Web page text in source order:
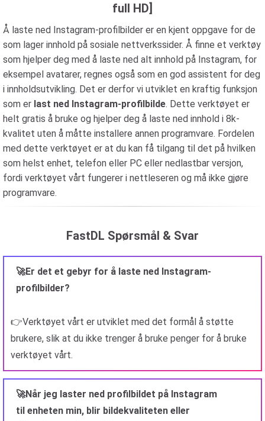
full HD]
Å laste ned Instagram-profilbilder er en kjent oppgave for de
som lager innhold på sosiale nettverkssider. Å finne et verktøy
som hjelper deg med å laste ned alt innhold på Instagram, for
eksempel avatarer, regnes også som en god assistent for deg
i innholdsutvikling. Det er derfor vi utviklet en kraftig funksjon
som er last ned Instagram-profilbilde. Dette verktøyet er
helt gratis å bruke og hjelper deg å laste ned innhold i 8k-
kvalitet uten å måtte installere annen programvare. Fordelen
med dette verktøyet er at du kan få tilgang til det på hvilken
som helst enhet, telefon eller PC eller nedlastbar versjon,
fordi verktøyet vårt fungerer i nettleseren og må ikke gjøre
programvare.
FastDL Spørsmål & Svar
🚀Er det et gebyr for å laste ned Instagram-
profilbilder?
👉Verktøyet vårt er utviklet med det formål å støtte
brukere, slik at du ikke trenger å bruke penger for å bruke
verktøyet vårt.
🚀Når jeg laster ned profilbildet på Instagram
til enheten min, blir bildekvaliteten eller